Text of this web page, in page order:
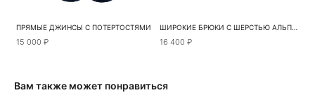
ПРЯМЫЕ ДЖИНСЫ С ПОТЕРТОСТЯМИ
15 000 ₽
ШИРОКИЕ БРЮКИ С ШЕРСТЬЮ АЛЬПАКА
16 400 ₽
Вам также может понравиться